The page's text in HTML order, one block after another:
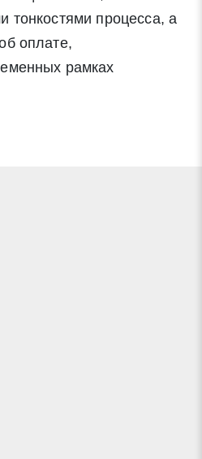
тонкостями процесса, а
оплате,
рамках